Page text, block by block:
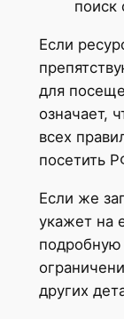
поиск
Если
для
означает,
всех
посетить
Если же
укажет на
подробную
других